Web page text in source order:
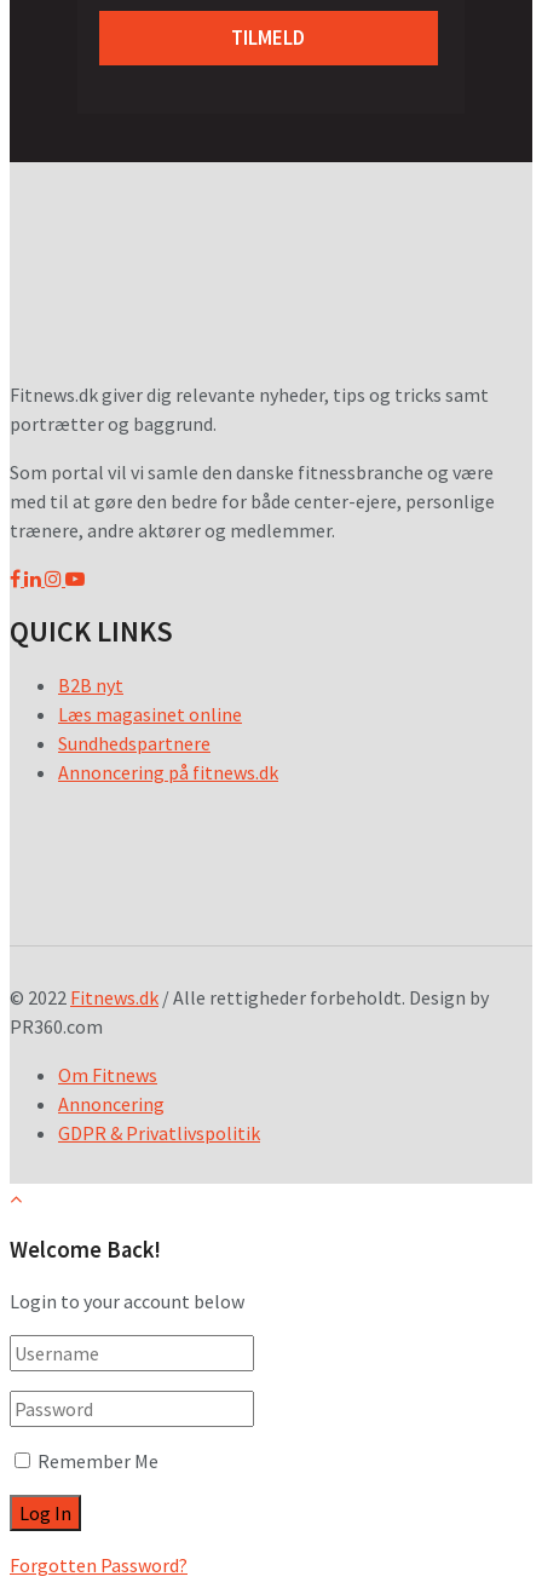
TILMELD
Fitnews.dk giver dig relevante nyheder, tips og tricks samt
portrætter og baggrund.
Som portal vil vi samle den danske fitnessbranche og være
med til at gøre den bedre for både center-ejere, personlige
trænere, andre aktører og medlemmer.
QUICK LINKS
B2B nyt
Læs magasinet online
Sundhedspartnere
Annoncering på fitnews.dk
© 2022 Fitnews.dk / Alle rettigheder forbeholdt. Design by
PR360.com
Om Fitnews
Annoncering
GDPR & Privatlivspolitik
Welcome Back!
Login to your account below
Remember Me
Forgotten Password?